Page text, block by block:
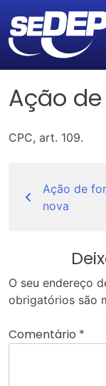
Ação
CPC, art. 109.
de
Post
Ação de
nova
O seu endereço
obrigatórios são
Comentário *